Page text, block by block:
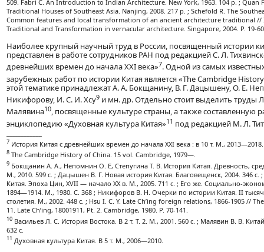
509. Fabri C. An Introduction to Indian Architecture. New York, 1963. 104 p. ; Quan
Traditional Houses of Southeast Asia. Nanjing, 2008. 217 p. ; Schefold R. The
Common features and local transformation of an ancient architecture traditional //
Traditional and Transformation in vernacular architecture. Singapore, 2004. P. 19-
Наиболее крупный научный труд в России, посвященный истории
представлен в работе сотрудников РАН под редакцией С. Л.
древнейших времен до начала XXI века»7. Одной из самых
зарубежных работ по истории Китая является «The Cambridge
этой тематике принадлежат А. А. Бокщанину, В. Г. Дацышену, О. Е.
Никифорову, И. С. И. Хсу9 и мн. др. Отдельно стоит выделить труды
Малявина10, посвященные культуре страны, а также составленную
энциклопедию «Духовная культура Китая»11 под редакцией М. Л.
7 История Китая с древнейших времен до начала XXI века : в 10 т. М., 2013—2018.
8 The Cambridge History of China. 15 vol. Cambridge, 1979—.
9 Бокщанин А. А., Непомнин О. Е, Степугина Т. В. История Китая. Древность,
М., 2010. 599 с. ; Дацышен В. Г. Новая история Китая. Благовещенск, 2004. 346
Китая. Эпоха Цин, XVII — начало XX в. М., 2005. 711 с. ; Его же. Социально-
1894—1914. М., 1980. С. 368 ; Никифоров В. Н. Очерки по истории Китая. II
столетия. М., 2002. 448 с. ; Hsu I. C. Y. Late Ch’ing foreign relations, 1866-1905 //
11. Late Ch’ing, 18001911, Pt. 2. Cambridge, 1980. P. 70-141.
10 Васильев Л. С. История Востока. В 2 т. Т. 2. М., 2001. 560 с. ; Малявин В. В.
632 с.
11 Духовная культура Китая. В 5 т. М., 2006—2010.